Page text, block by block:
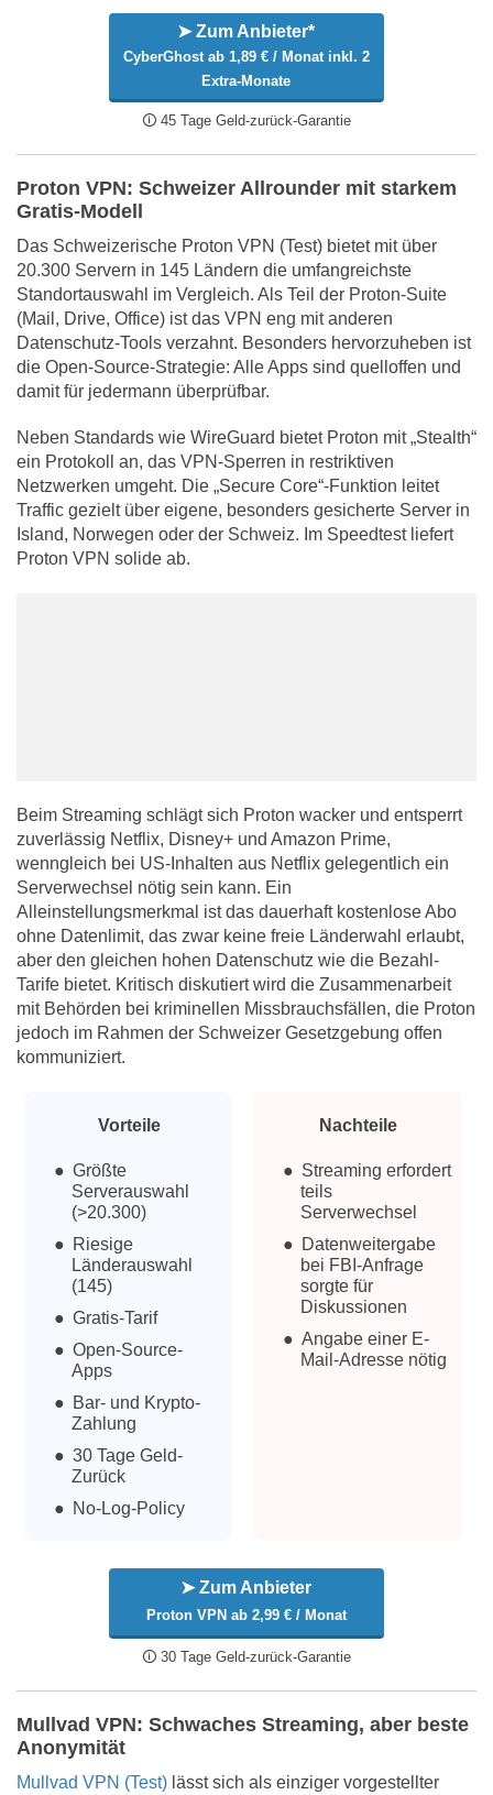
➤ Zum Anbieter*
CyberGhost ab 1,89 € / Monat inkl. 2
Extra-Monate
🛈 45 Tage Geld-zurück-Garantie
Proton VPN: Schweizer Allrounder mit starkem
Gratis-Modell
Das Schweizerische Proton VPN (Test) bietet mit über
20.300 Servern in 145 Ländern die umfangreichste
Standortauswahl im Vergleich. Als Teil der Proton-Suite
(Mail, Drive, Office) ist das VPN eng mit anderen
Datenschutz-Tools verzahnt. Besonders hervorzuheben ist
die Open-Source-Strategie: Alle Apps sind quelloffen und
damit für jedermann überprüfbar.
Neben Standards wie WireGuard bietet Proton mit „Stealth“
ein Protokoll an, das VPN-Sperren in restriktiven
Netzwerken umgeht. Die „Secure Core“-Funktion leitet
Traffic gezielt über eigene, besonders gesicherte Server in
Island, Norwegen oder der Schweiz. Im Speedtest liefert
Proton VPN solide ab.
Beim Streaming schlägt sich Proton wacker und entsperrt
zuverlässig Netflix, Disney+ und Amazon Prime,
wenngleich bei US-Inhalten aus Netflix gelegentlich ein
Serverwechsel nötig sein kann. Ein
Alleinstellungsmerkmal ist das dauerhaft kostenlose Abo
ohne Datenlimit, das zwar keine freie Länderwahl erlaubt,
aber den gleichen hohen Datenschutz wie die Bezahl-
Tarife bietet. Kritisch diskutiert wird die Zusammenarbeit
mit Behörden bei kriminellen Missbrauchsfällen, die Proton
jedoch im Rahmen der Schweizer Gesetzgebung offen
kommuniziert.
Vorteile
Größte
Serverauswahl
(>20.300)
Riesige
Länderauswahl
(145)
Gratis-Tarif
Open-Source-
Apps
Bar- und Krypto-
Zahlung
30 Tage Geld-
Zurück
No-Log-Policy
Nachteile
Streaming erfordert
teils
Serverwechsel
Datenweitergabe
bei FBI-Anfrage
sorgte für
Diskussionen
Angabe einer E-
Mail-Adresse nötig
➤ Zum Anbieter
Proton VPN ab 2,99 € / Monat
🛈 30 Tage Geld-zurück-Garantie
Mullvad VPN: Schwaches Streaming, aber beste
Anonymität
Mullvad VPN (Test) lässt sich als einziger vorgestellter